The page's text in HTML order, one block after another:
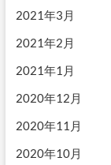
2021年3月
2021年2月
2021年1月
2020年12月
2020年11月
2020年10月